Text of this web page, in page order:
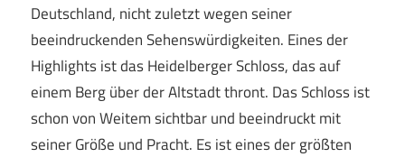
Deutschland, nicht zuletzt wegen seiner
beeindruckenden Sehenswürdigkeiten. Eines der
Highlights ist das Heidelberger Schloss, das auf
einem Berg über der Altstadt thront. Das Schloss ist
schon von Weitem sichtbar und beeindruckt mit
seiner Größe und Pracht. Es ist eines der größten